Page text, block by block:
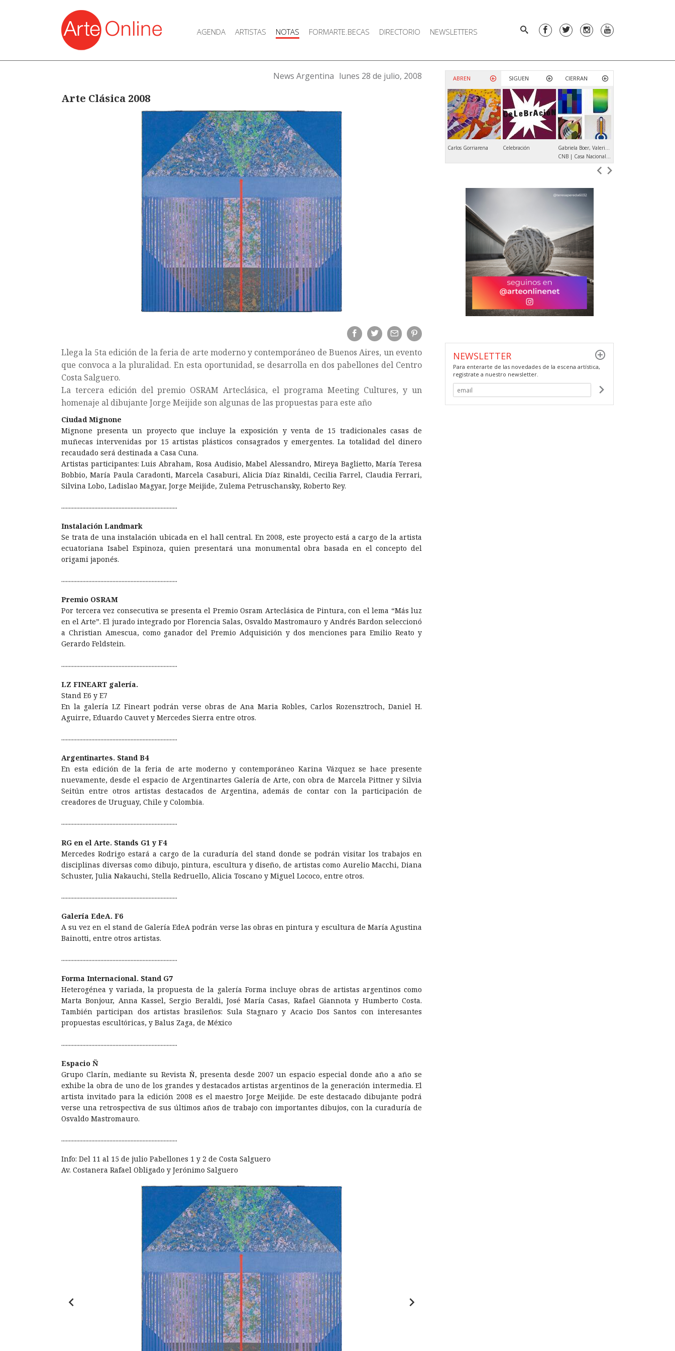
AGENDA ARTISTAS NOTAS FORMARTE.BECAS DIRECTORIO NEWSLETTERS
News Argentina lunes 28 de julio, 2008
Arte Clásica 2008
Llega la 5ta edición de la feria de arte moderno y contemporáneo de Buenos Aires, un evento
que convoca a la pluralidad. En esta oportunidad, se desarrolla en dos pabellones del Centro
Costa Salguero.
La tercera edición del premio OSRAM Arteclásica, el programa Meeting Cultures, y un
homenaje al dibujante Jorge Meijide son algunas de las propuestas para este año
Ciudad Mignone
Mignone presenta un proyecto que incluye la exposición y venta de 15 tradicionales casas de
muñecas intervenidas por 15 artistas plásticos consagrados y emergentes. La totalidad del dinero
recaudado será destinada a Casa Cuna.
Artistas participantes: Luis Abraham, Rosa Audisio, Mabel Alessandro, Mireya Baglietto, María Teresa
Bobbio, María Paula Caradonti, Marcela Casaburi, Alicia Díaz Rinaldi, Cecilia Farrel, Claudia Ferrari,
Silvina Lobo, Ladislao Magyar, Jorge Meijide, Zulema Petruschansky, Roberto Rey.
.............................................................................
Instalación Landmark
Se trata de una instalación ubicada en el hall central. En 2008, este proyecto está a cargo de la artista
ecuatoriana Isabel Espinoza, quien presentará una monumental obra basada en el concepto del
origami japonés.
.............................................................................
Premio OSRAM
Por tercera vez consecutiva se presenta el Premio Osram Arteclásica de Pintura, con el lema “Más luz
en el Arte”. El jurado integrado por Florencia Salas, Osvaldo Mastromauro y Andrés Bardon seleccionó
a Christian Amescua, como ganador del Premio Adquisición y dos menciones para Emilio Reato y
Gerardo Feldstein.
.............................................................................
LZ FINEART galería.
Stand E6 y E7
En la galería LZ Fineart podrán verse obras de Ana Maria Robles, Carlos Rozensztroch, Daniel H.
Aguirre, Eduardo Cauvet y Mercedes Sierra entre otros.
.............................................................................
Argentinartes. Stand B4
En esta edición de la feria de arte moderno y contemporáneo Karina Vázquez se hace presente
nuevamente, desde el espacio de Argentinartes Galería de Arte, con obra de Marcela Pittner y Silvia
Seitún entre otros artistas destacados de Argentina, además de contar con la participación de
creadores de Uruguay, Chile y Colombia.
.............................................................................
RG en el Arte. Stands G1 y F4
Mercedes Rodrigo estará a cargo de la curaduría del stand donde se podrán visitar los trabajos en
disciplinas diversas como dibujo, pintura, escultura y diseño, de artistas como Aurelio Macchi, Diana
Schuster, Julia Nakauchi, Stella Redruello, Alicia Toscano y Miguel Lococo, entre otros.
.............................................................................
Galería EdeA. F6
A su vez en el stand de Galería EdeA podrán verse las obras en pintura y escultura de María Agustina
Bainotti, entre otros artistas.
.............................................................................
Forma Internacional. Stand G7
Heterogénea y variada, la propuesta de la galería Forma incluye obras de artistas argentinos como
Marta Bonjour, Anna Kassel, Sergio Beraldi, José María Casas, Rafael Giannota y Humberto Costa.
También participan dos artistas brasileños: Sula Stagnaro y Acacio Dos Santos con interesantes
propuestas escultóricas, y Balus Zaga, de México
.............................................................................
Espacio Ñ
Grupo Clarín, mediante su Revista Ñ, presenta desde 2007 un espacio especial donde año a año se
exhibe la obra de uno de los grandes y destacados artistas argentinos de la generación intermedia. El
artista invitado para la edición 2008 es el maestro Jorge Meijide. De este destacado dibujante podrá
verse una retrospectiva de sus últimos años de trabajo con importantes dibujos, con la curaduría de
Osvaldo Mastromauro.
.............................................................................
Info: Del 11 al 15 de julio Pabellones 1 y 2 de Costa Salguero
Av. Costanera Rafael Obligado y Jerónimo Salguero
ABREN SIGUEN CIERRAN
Carlos Gorriarena Celebración
Gabriela Boer, Valeria Calvo, Verónica Di Toro, María Elisa Luna
CNB | Casa Nacional del Bicentenario
NEWSLETTER
Para enterarte de las novedades de la escena artística,
registrate a nuestro newsletter.